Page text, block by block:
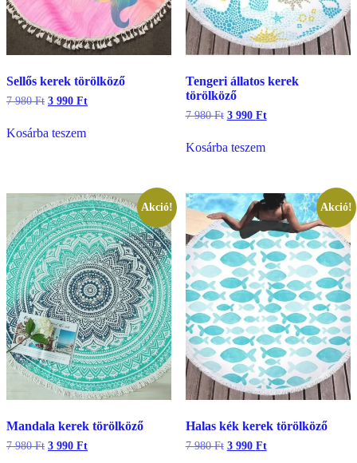
Sellős kerek törölköző
7 980Ft Original
7
3 990 FtCurrent
Kosárba teszem
Tengeri állatos kerek
törölköző
7 980Ft Original
7
3 990 FtCurrent
Kosárba teszem
Akció!
Mandala kerek törölköző
7 980Ft Original
3 990 FtCurrent
Akció!
Halas kék kerek törölköző
7 980Ft Original
3 990 FtCurrent